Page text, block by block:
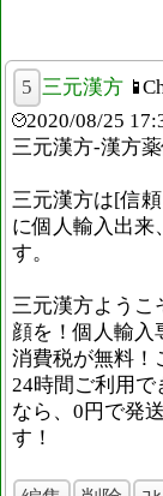
5 三元漢方
2020/08/25
三元漢方-漢方
三元漢方は[信
に個人輸入出来
す。
三元漢方よう
顔を！個人輸入
消費税が無料！
24時間ご利用
なら、0円で発
す！